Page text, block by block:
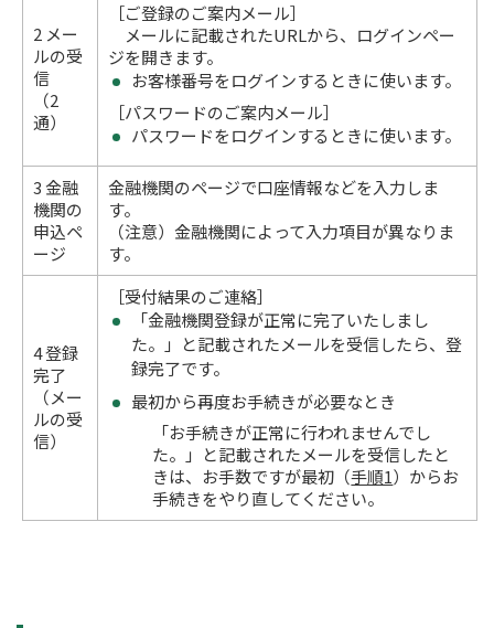
2 メー
ルの受
信
（2
通）
［ご登録のご案内メール］
メールに記載されたURLから、ログインペー
ジを開きます。
お客様番号をログインするときに使います。
［パスワードのご案内メール］
パスワードをログインするときに使います。
3 金融
機関の
申込ペ
ージ
金融機関のページで口座情報などを入力しま
す。
（注意）金融機関によって入力項目が異なりま
す。
4 登録
完了
（メー
ルの受
信）
［受付結果のご連絡］
「金融機関登録が正常に完了いたしまし
た。」と記載されたメールを受信したら、登
録完了です。
最初から再度お手続きが必要なとき
「お手続きが正常に行われませんでし
た。」と記載されたメールを受信したと
きは、お手数ですが最初（手順1）からお
手続きをやり直してください。